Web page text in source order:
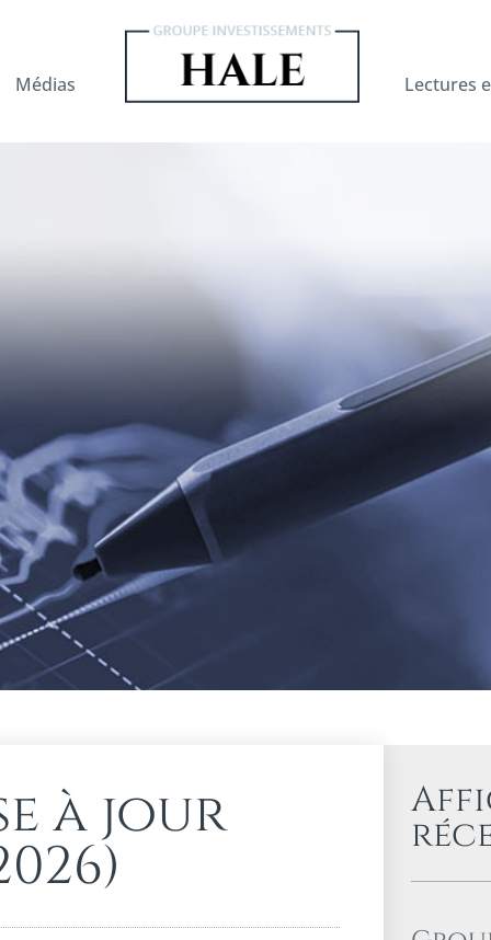
Médias Lectures
à jour